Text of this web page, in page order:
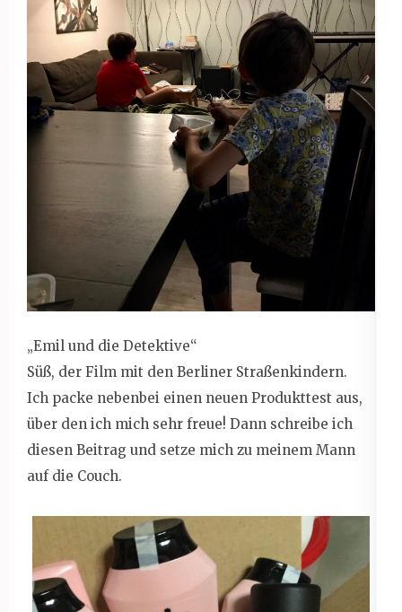
„Emil und die Detektive“
Süß, der Film mit den Berliner Straßenkindern.
Ich packe nebenbei einen neuen Produkttest aus,
über den ich mich sehr freue! Dann schreibe ich
diesen Beitrag und setze mich zu meinem Mann
auf die Couch.